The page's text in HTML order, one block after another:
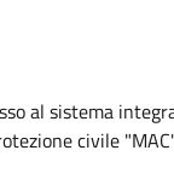
al sistema
civile